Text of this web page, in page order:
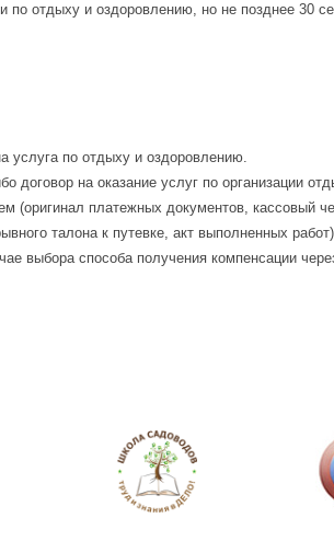
по отдыху и оздоровлению, но не позднее 30
услуга по отдыху и оздоровлению.
договор на оказание услуг по организации
(оригинал платежных документов, кассовый
талона к путевке, акт выполненных
выбора способа получения компенсации